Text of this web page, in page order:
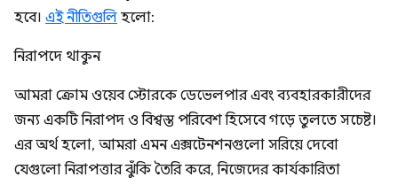
হবে। এই নীতিগুলি হলো:
নিরাপদে থাকুন
আমরা ক্রোম ওয়েব স্টোরকে ডেভেলপার এবং ব্যবহারকারীদের
জন্য একটি নিরাপদ ও বিশ্বস্ত পরিবেশ হিসেবে গড়ে তুলতে সচেষ্ট।
এর অর্থ হলো, আমরা এমন এক্সটেনশনগুলো সরিয়ে দেবো
যেগুলো নিরাপত্তার ঝুঁকি তৈরি করে, নিজেদের কার্যকারিতা